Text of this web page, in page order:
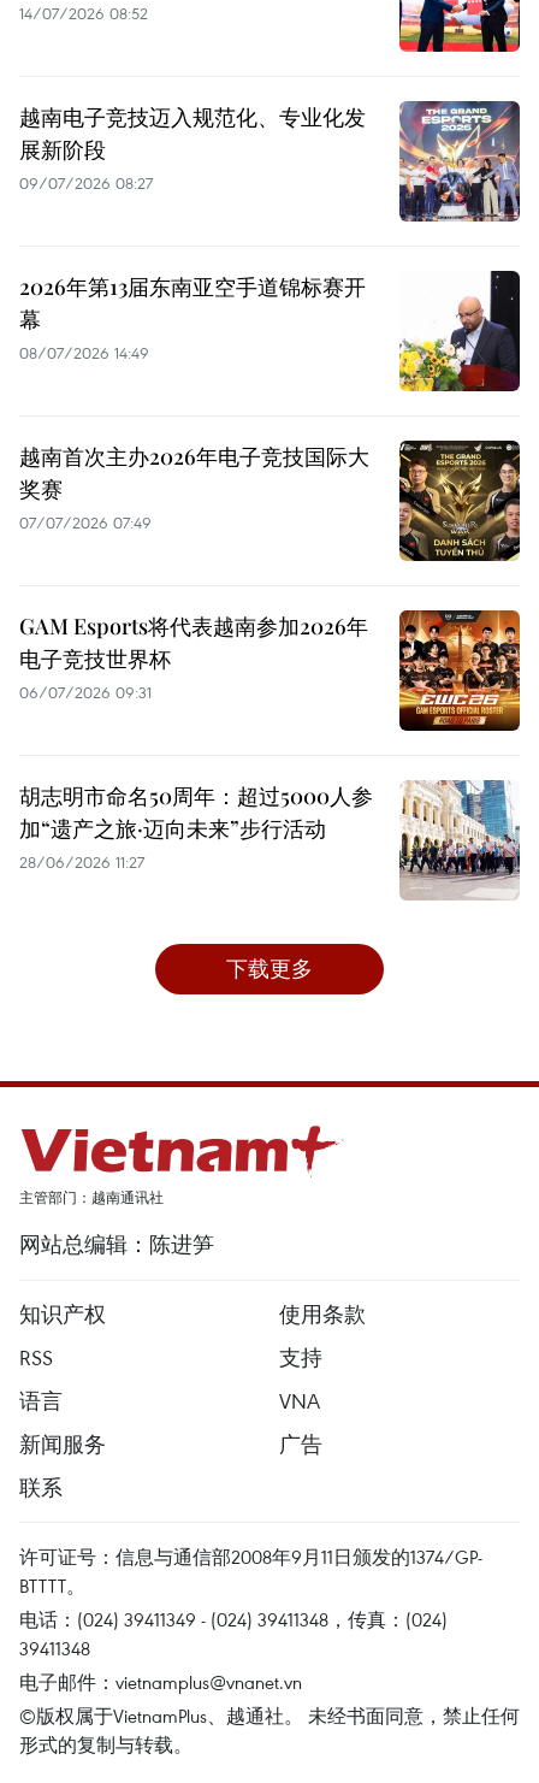
14/07/2026 08:52
越南电子竞技迈入规范化、专业化发
展新阶段
09/07/2026 08:27
2026年第13届东南亚空手道锦标赛开
幕
08/07/2026 14:49
越南首次主办2026年电子竞技国际大
奖赛
07/07/2026 07:49
GAM Esports将代表越南参加2026年
电子竞技世界杯
06/07/2026 09:31
胡志明市命名50周年：超过5000人参
加“遗产之旅·迈向未来”步行活动
28/06/2026 11:27
下载更多
主管部门：越南通讯社
网站总编辑：陈进笋
知识产权
使用条款
RSS
支持
语言
VNA
新闻服务
广告
联系
许可证号：信息与通信部2008年9月11日颁发的1374/GP-
BTTTT。
电话：(024) 39411349 - (024) 39411348，传真：(024)
39411348
电子邮件： vietnamplus@vnanet.vn
©版权属于VietnamPlus、越通社。 未经书面同意，禁止任何
形式的复制与转载。